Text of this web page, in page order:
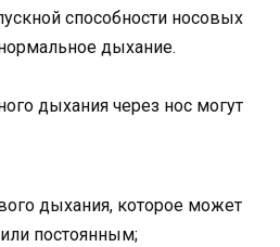
способности носовых
дыхание.
дыхания через нос могут
дыхания, которое может
постоянным;